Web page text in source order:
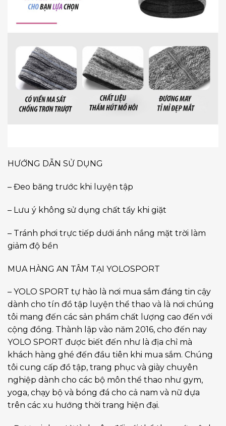
HƯỚNG DẪN SỬ DỤNG
– Đeo băng trước khi luyện tập
– Lưu ý không sử dụng chất tẩy khi giặt
– Tránh phơi trực tiếp dưới ánh nắng mặt trời làm
giảm độ bền
MUA HÀNG AN TÂM TẠI YOLOSPORT
– YOLO SPORT tự hào là nơi mua sắm đáng tin cậy
dành cho tín đồ tập luyện thể thao và là nơi chúng
tôi mang đến các sản phẩm chất lượng cao đến với
cộng đồng. Thành lập vào năm 2016, cho đến nay
YOLO SPORT được biết đến như là địa chỉ mà
khách hàng ghé đến đầu tiên khi mua sắm. Chúng
tôi cung cấp đồ tập, trang phục và giày chuyên
nghiệp dành cho các bộ môn thể thao như gym,
yoga, chạy bộ và bóng đá cho cả nam và nữ dựa
trên các xu hướng thời trang hiện đại.